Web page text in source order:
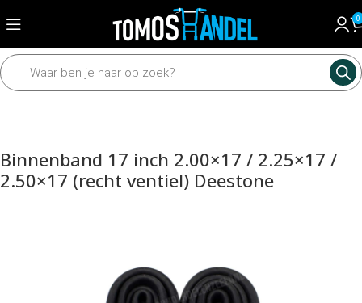
0
Home Framedelen Banden Binnenbanden
Binnenband 17 inch 2.00×17 / 2.25×17 /
2.50×17 (recht ventiel) Deestone